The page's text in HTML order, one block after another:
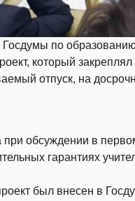
Госдумы по
который
отпуск, на
при обсуждении в
гарантиях
был внесен в